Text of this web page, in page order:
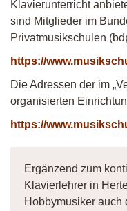
Klavierunterricht
sind Mitglieder im
Privatmusikschulen
https://
Die Adressen der im
organisierten
https://
Ergänzend zum
Klavierlehrer in
Hobbymusiker auch